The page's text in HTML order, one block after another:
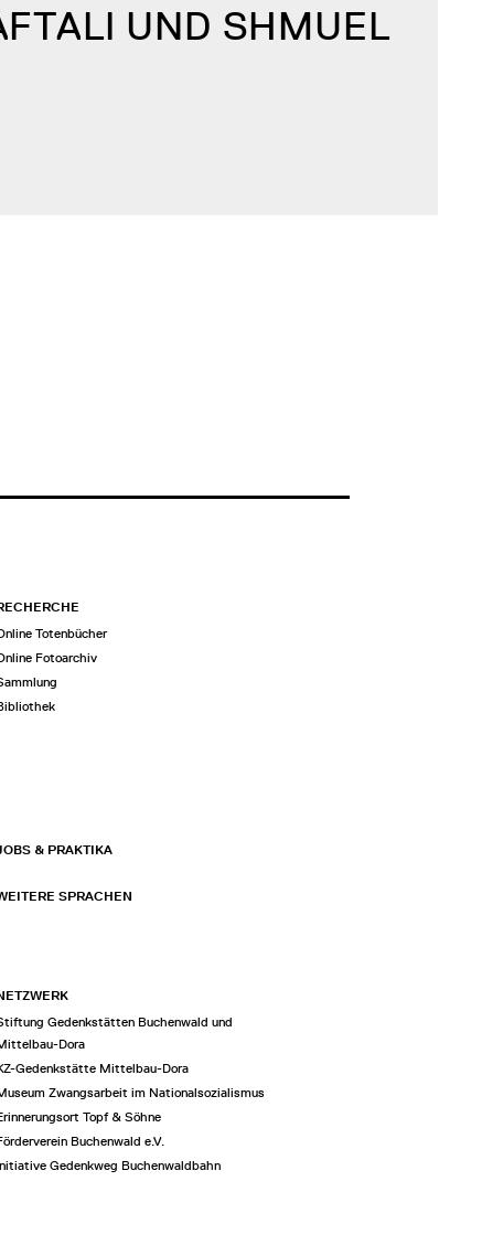
UND SHMUEL
Totenbücher
Fotoarchiv
& PRAKTIKA
SPRACHEN
Gedenkstätten Buchenwald und
Dora
Gedenkstätte Mittelbau-Dora
Zwangsarbeit im Nationalsozialismus
Topf & Söhne
Buchenwald e.V.
Gedenkweg Buchenwaldbahn